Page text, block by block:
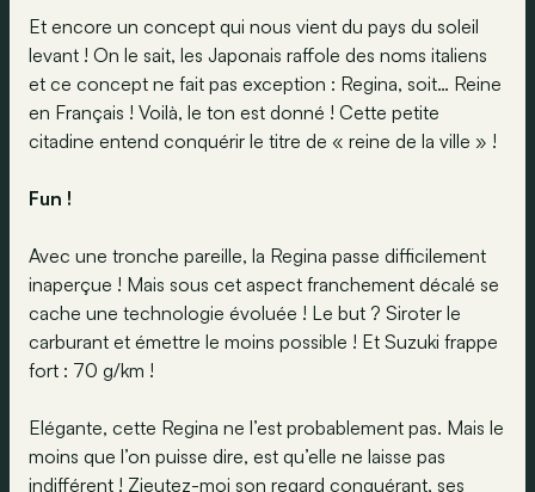
Et encore un concept qui nous vient du pays du soleil
levant ! On le sait, les Japonais raffole des noms italiens
et ce concept ne fait pas exception : Regina, soit… Reine
en Français ! Voilà, le ton est donné ! Cette petite
citadine entend conquérir le titre de « reine de la ville » !
Fun !
Avec une tronche pareille, la Regina passe difficilement
inaperçue ! Mais sous cet aspect franchement décalé se
cache une technologie évoluée ! Le but ? Siroter le
carburant et émettre le moins possible ! Et Suzuki frappe
fort : 70 g/km !
Elégante, cette Regina ne l’est probablement pas. Mais le
moins que l’on puisse dire, est qu’elle ne laisse pas
indifférent ! Zieutez-moi son regard conquérant, ses